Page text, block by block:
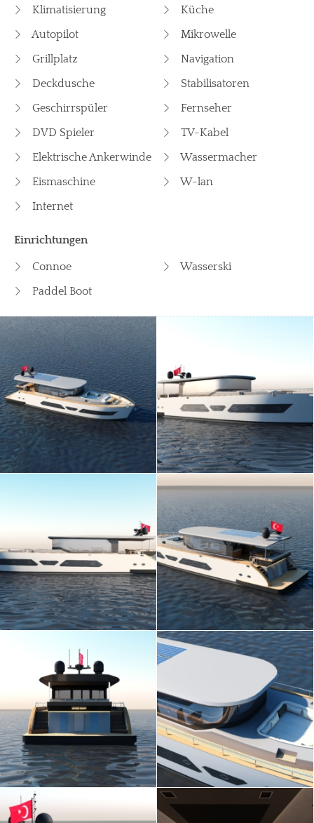
Klimatisierung
Autopilot
Grillplatz
Deckdusche
Geschirrspüler
DVD Spieler
Elektrische Ankerwinde
Eismaschine
Internet
Küche
Mikrowelle
Navigation
Stabilisatoren
Fernseher
TV-Kabel
Wassermacher
W-lan
Einrichtungen
Connoe
Paddel Boot
Wasserski